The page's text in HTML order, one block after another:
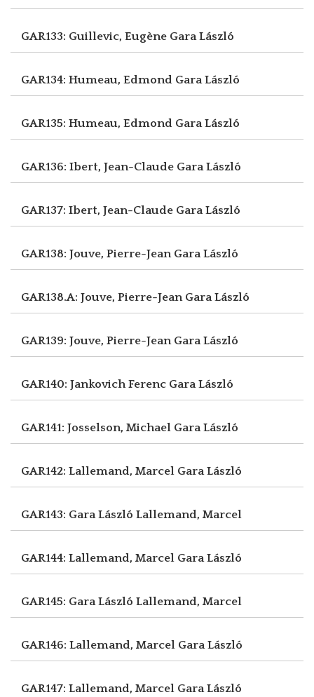
GAR133: Guillevic, Eugène Gara László
GAR134: Humeau, Edmond Gara László
GAR135: Humeau, Edmond Gara László
GAR136: Ibert, Jean-Claude Gara László
GAR137: Ibert, Jean-Claude Gara László
GAR138: Jouve, Pierre-Jean Gara László
GAR138.A: Jouve, Pierre-Jean Gara László
GAR139: Jouve, Pierre-Jean Gara László
GAR140: Jankovich Ferenc Gara László
GAR141: Josselson, Michael Gara László
GAR142: Lallemand, Marcel Gara László
GAR143: Gara László Lallemand, Marcel
GAR144: Lallemand, Marcel Gara László
GAR145: Gara László Lallemand, Marcel
GAR146: Lallemand, Marcel Gara László
GAR147: Lallemand, Marcel Gara László